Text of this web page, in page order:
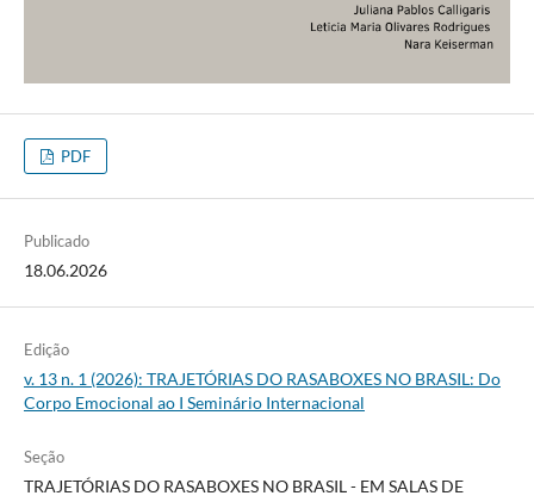
PDF
Publicado
18.06.2026
Edição
v. 13 n. 1 (2026): TRAJETÓRIAS DO RASABOXES NO BRASIL: Do
Corpo Emocional ao I Seminário Internacional
Seção
TRAJETÓRIAS DO RASABOXES NO BRASIL - EM SALAS DE